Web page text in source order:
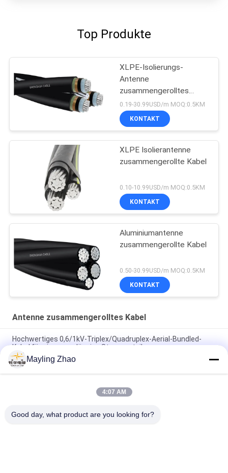
Top Produkte
XLPE-Isolierungs-
Antenne
zusammengerolltes
Kabel
0.19-30.99USD/m MOQ:0.5KM
KONTAKT
XLPE Isolierantenne
zusammengerollte Kabel
0.10-10.99USD/m MOQ:0.5KM
KONTAKT
Aluminiumantenne
zusammengerollte Kabel
0.50-30.99USD/m MOQ:0.5KM
KONTAKT
Antenne zusammengerolltes Kabel
Hochwertiges 0,6/1kV-Triplex/Quadruplex-Aerial-Bundled-
Kabel für eine zuverlässige Stromverteilung
Shanghai Shenghua-Kabel 3 Kern-Bundle-Triplex-Service-
Dropkabel für Übertragungsleitungen
Shenghua-Stromkabel, Luftkabel mit Isolationskabel,
Mayling Zhao
4:07 AM
Good day, what product are you looking for?